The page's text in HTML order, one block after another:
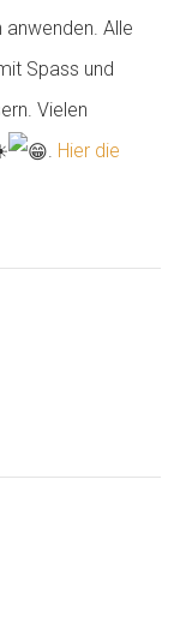
Alle
Spass und
Vielen
. Hier die